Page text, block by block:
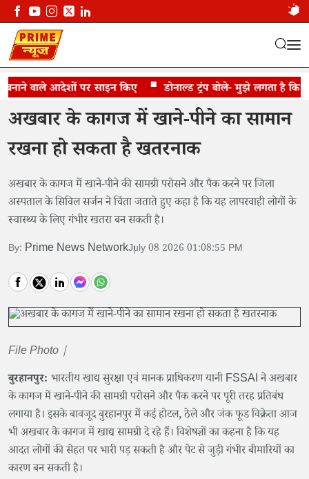
वाले आदेशों पर साइन किए डोनाल्ड ट्रंप बोले- मुझे लगता है कि
खाने को इस तरह परोसना हो सकता है खतरनाक
अखबार के कागज में खाने-पीने का सामान
रखना हो सकता है खतरनाक
अखबार के कागज में खाने-पीने की सामग्री परोसने और पैक करने पर जिला
अस्पताल के सिविल सर्जन ने चिंता जताते हुए कहा है कि यह लापरवाही लोगों के
स्वास्थ्य के लिए गंभीर खतरा बन सकती है।
By: Prime News NetworkJuly 08 2026 01:08:55 PM
File Photo |
बुरहानपुर: भारतीय खाद्य सुरक्षा एवं मानक प्राधिकरण यानी FSSAI ने अखबार
के कागज में खाने-पीने की सामग्री परोसने और पैक करने पर पूरी तरह प्रतिबंध
लगाया है। इसके बावजूद बुरहानपुर में कई होटल, ठेले और जंक फूड विक्रेता आज
भी अखबार के कागज में खाद्य सामग्री दे रहे हैं। विशेषज्ञों का कहना है कि यह
आदत लोगों की सेहत पर भारी पड़ सकती है और पेट से जुड़ी गंभीर बीमारियों का
कारण बन सकती है।